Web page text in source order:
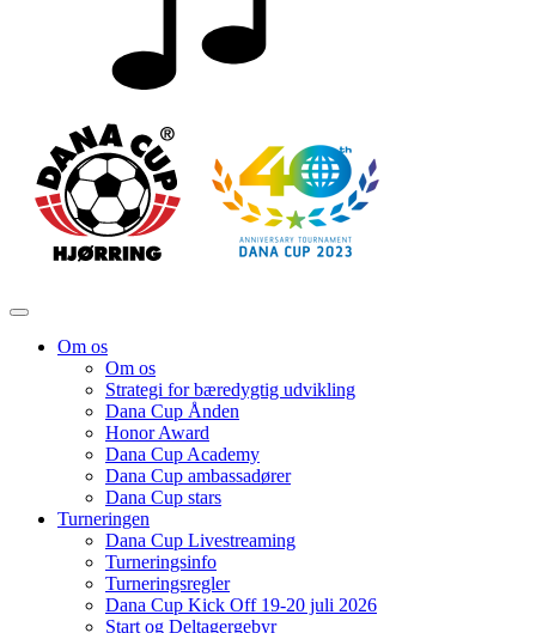
Om os
Om os
Strategi for bæredygtig udvikling
Dana Cup Ånden
Honor Award
Dana Cup Academy
Dana Cup ambassadører
Dana Cup stars
Turneringen
Dana Cup Livestreaming
Turneringsinfo
Turneringsregler
Dana Cup Kick Off 19-20 juli 2026
Start og Deltagergebyr